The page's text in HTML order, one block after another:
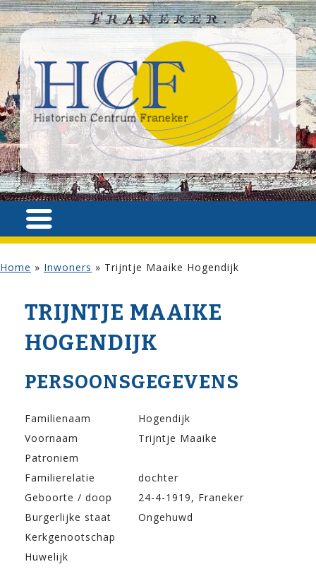
Home » Inwoners » Trijntje Maaike Hogendijk
TRIJNTJE MAAIKE
HOGENDIJK
PERSOONSGEGEVENS
Familienaam
Hogendijk
Voornaam
Trijntje Maaike
Patroniem
Familierelatie
dochter
Geboorte / doop
24-4-1919, Franeker
Burgerlijke staat
Ongehuwd
Kerkgenootschap
Huwelijk